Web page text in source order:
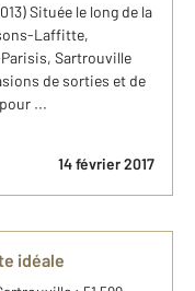
Située le long de la
Laffitte,
Sartrouville
de sorties et de
...
14 février 2017
idéale